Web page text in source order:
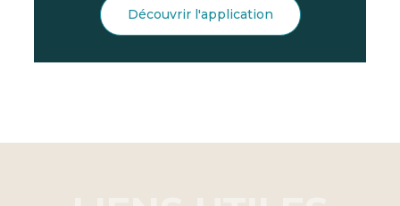
Découvrir l'application